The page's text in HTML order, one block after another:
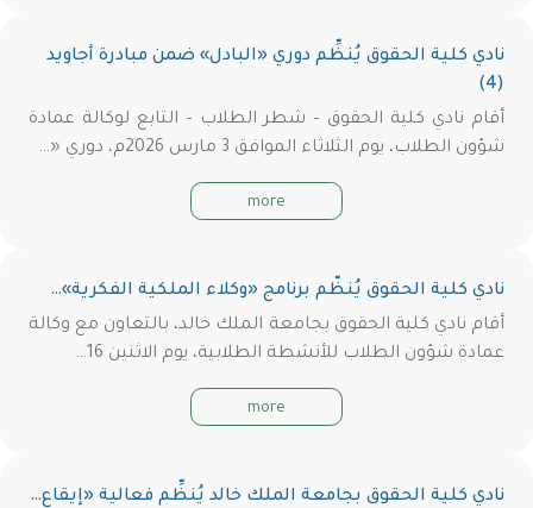
نادي كلية الحقوق يُنظِّم دوري «البادل» ضمن مبادرة أجاويد
(4)
أقام نادي كلية الحقوق – شطر الطلاب – التابع لوكالة عمادة
شؤون الطلاب، يوم الثلاثاء الموافق 3 مارس 2026م، دوري «…
more
نادي كلية الحقوق يُنظّم برنامج «وكلاء الملكية الفكرية»…
أقام نادي كلية الحقوق بجامعة الملك خالد، بالتعاون مع وكالة
عمادة شؤون الطلاب للأنشطة الطلابية، يوم الاثنين 16…
more
نادي كلية الحقوق بجامعة الملك خالد يُنظِّم فعالية «إيقاع…